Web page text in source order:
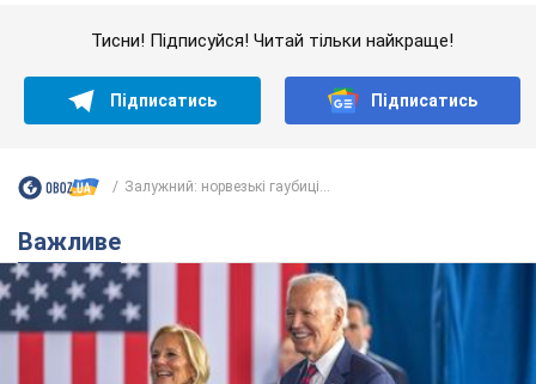
Дружина тяжкохворого Джо Байдена назвала
перший симптом, який сигналізував про його
"агресивний" рак